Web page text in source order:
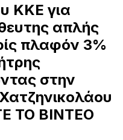
ΚΚΕ για
απλής
πλαφόν 3%
στην
ΤΟ ΒΙΝΤΕΟ